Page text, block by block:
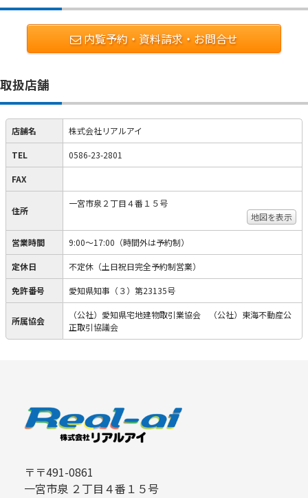
内覧予約・資料請求・お問合せ
取扱店舗
店舗名 株式会社リアルアイ
TEL 0586-23-2801
FAX
住所
一宮市泉２丁目４番１５号
地図を表示
営業時間 9:00～17:00（時間外は予約制）
定休日 不定休（土日祝日完全予約制営業）
免許番号 愛知県知事（３）第23135号
所属協会
（公社）愛知県宅地建物取引業協会 （公社）東海不動産公
正取引協議会
〒〒491-0861
一宮市泉 ２丁目４番１５号